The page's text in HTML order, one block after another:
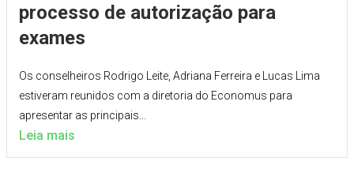
processo de autorização para
exames
Os conselheiros Rodrigo Leite, Adriana Ferreira e Lucas Lima
estiveram reunidos com a diretoria do Economus para
apresentar as principais...
Leia mais